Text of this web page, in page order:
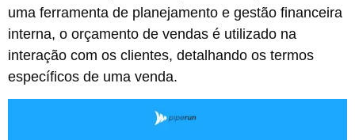
uma ferramenta de planejamento e gestão financeira
interna, o orçamento de vendas é utilizado na
interação com os clientes, detalhando os termos
específicos de uma venda.